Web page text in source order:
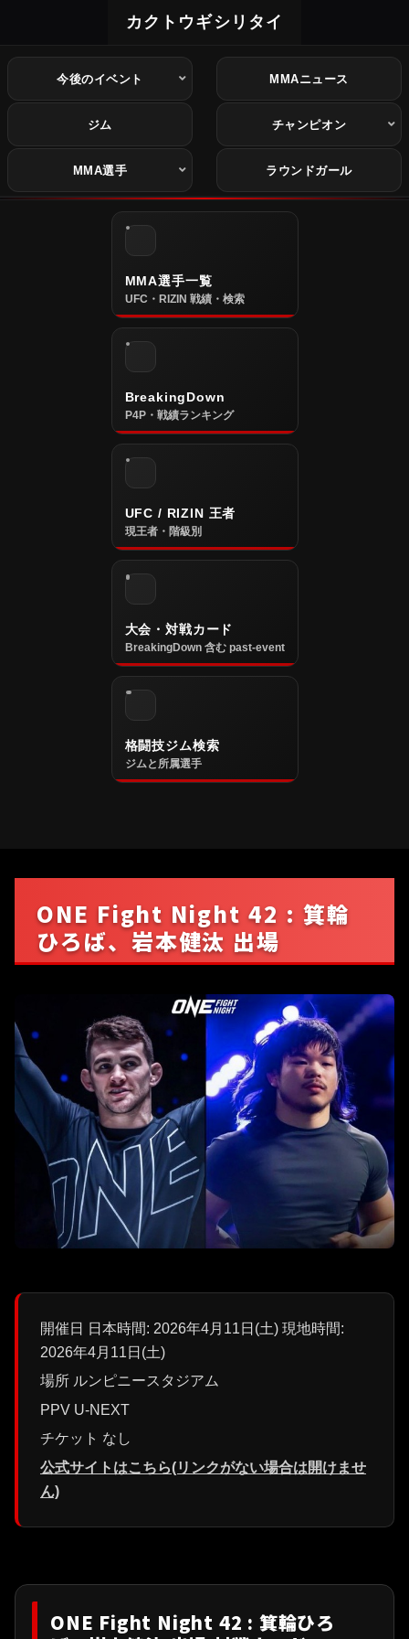
カクトウギシリタイ
今後のイベント MMAニュース
ジム チャンピオン
MMA選手 ラウンドガール
MMA選手一覧
UFC・RIZIN 戦績・検索
BreakingDown
P4P・戦績ランキング
UFC / RIZIN 王者
現王者・階級別
大会・対戦カード
BreakingDown 含む past-event
格闘技ジム検索
ジムと所属選手
ONE Fight Night 42 : 箕輪
ひろば、岩本健汰 出場
開催日 日本時間: 2026年4月11日(土) 現地時間:
2026年4月11日(土)
場所 ルンピニースタジアム
PPV U-NEXT
チケット なし
公式サイトはこちら(リンクがない場合は開けませ
ん)
ONE Fight Night 42 : 箕輪ひろ